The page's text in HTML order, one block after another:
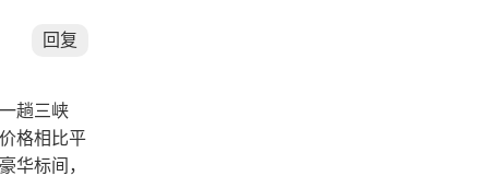
回复
趟三峡
格相比平
华标间，